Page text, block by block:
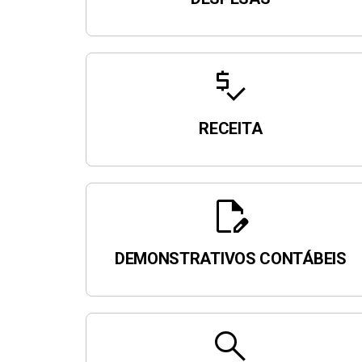
price_check
RECEITA
edit_document
DEMONSTRATIVOS CONTÁBEIS
search